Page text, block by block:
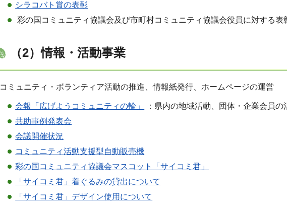
シラコバト賞の表彰
彩の国コミュニティ協議会及び市町村コミュニティ協議会役員に対する表
（2）情報・活動事業
コミュニティ・ボランティア活動の推進、情報紙発行、ホームページの運営
会報「広げようコミュニティの輪」
：県内の地域活動、団体・企業会員の
共助事例発表会
会議開催状況
コミュニティ活動支援型自動販売機
彩の国コミュニティ協議会マスコット「サイコミ君」
「サイコミ君」着ぐるみの貸出について
「サイコミ君」デザイン使用について